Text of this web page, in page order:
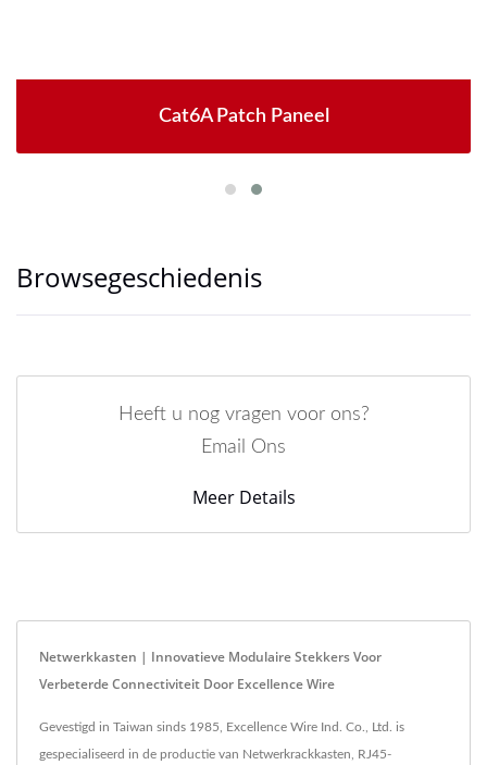
Cat6A Patch Paneel
Browsegeschiedenis
Heeft u nog vragen voor ons?
Email Ons
Meer Details
Netwerkkasten | Innovatieve Modulaire Stekkers Voor
Verbeterde Connectiviteit Door Excellence Wire
Gevestigd in Taiwan sinds 1985, Excellence Wire Ind. Co., Ltd. is
gespecialiseerd in de productie van Netwerkrackkasten, RJ45-